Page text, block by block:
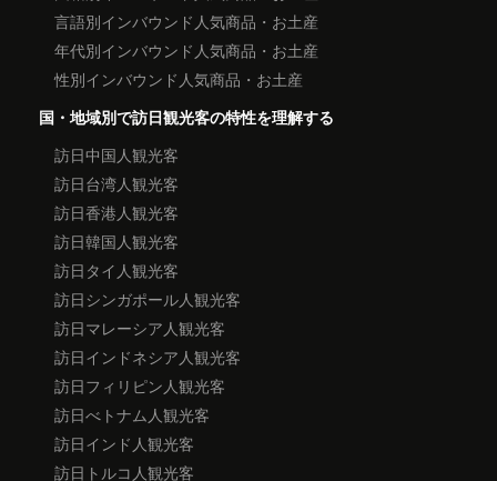
言語別インバウンド人気商品・お土産
年代別インバウンド人気商品・お土産
性別インバウンド人気商品・お土産
国・地域別で訪日観光客の特性を理解する
訪日中国人観光客
訪日台湾人観光客
訪日香港人観光客
訪日韓国人観光客
訪日タイ人観光客
訪日シンガポール人観光客
訪日マレーシア人観光客
訪日インドネシア人観光客
訪日フィリピン人観光客
訪日べトナム人観光客
訪日インド人観光客
訪日トルコ人観光客